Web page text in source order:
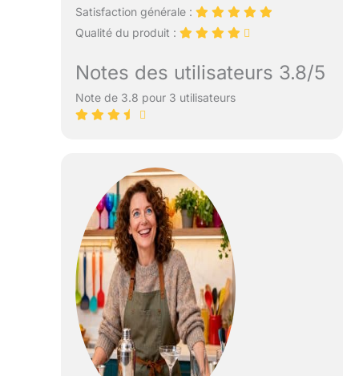
Satisfaction générale :
Qualité du produit :
Notes des utilisateurs 3.8/5
Note de 3.8 pour 3 utilisateurs